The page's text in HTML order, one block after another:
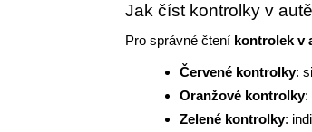
Jak číst kontrolky v
Pro správné čtení kontrolek v
Červené kontrolky:
Oranžové kontrolky:
Zelené kontrolky: